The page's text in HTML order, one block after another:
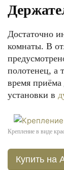
Достаточно
комнаты. В
полотенец, а
время приёма
установки в
Крепление в виде
Купить на